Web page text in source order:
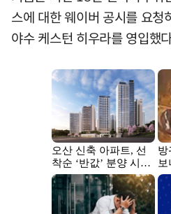
스에 대한 웨이버 공시를 요청
야수 케스턴 히우라를 영입했